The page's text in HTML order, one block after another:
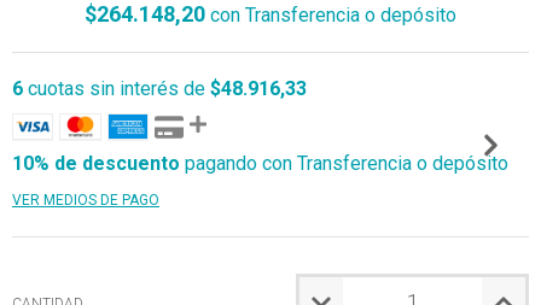
$264.148,20 con Transferencia o depósito
6 cuotas sin interés de $48.916,33
10% de descuento pagando con Transferencia o depósito
VER MEDIOS DE PAGO